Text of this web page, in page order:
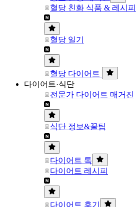
혈당 친화 식품 & 레시피
혈당 일기
혈당 다이어트
다이어트·식단
전문가 다이어트 매거진
식단 정보&꿀팁
다이어트 톡
다이어트 레시피
다이어트 후기